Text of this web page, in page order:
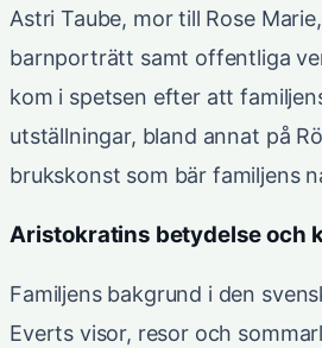
Astri Taube, mor till Rose
barnporträtt samt offentliga
kom i spetsen efter att
utställningar, bland annat på
brukskonst som bär familjens
Aristokratins betydelse och
Familjens bakgrund i den
Everts visor, resor och